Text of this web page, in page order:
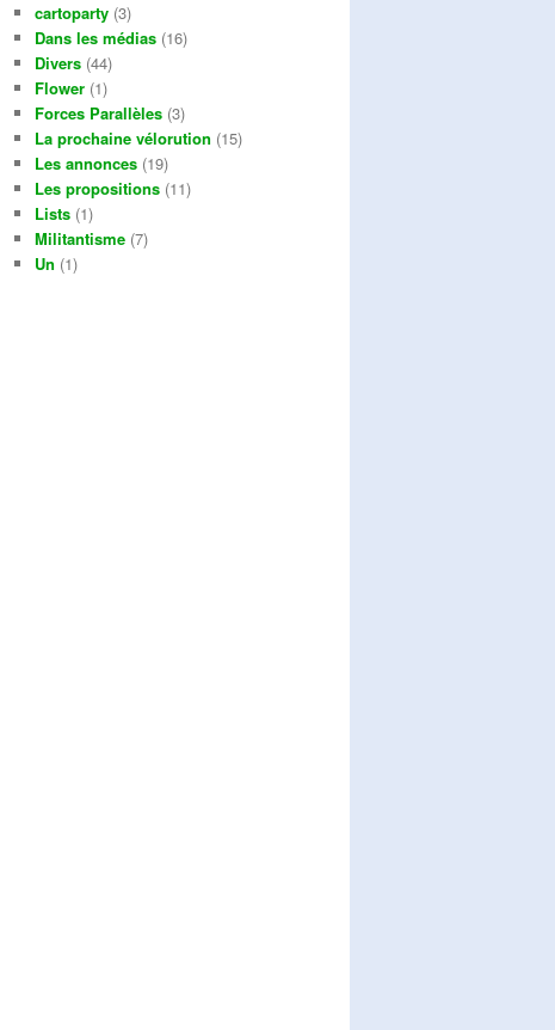
cartoparty (3)
Dans les médias (16)
Divers (44)
Flower (1)
Forces Parallèles (3)
La prochaine vélorution (15)
Les annonces (19)
Les propositions (11)
Lists (1)
Militantisme (7)
Un (1)